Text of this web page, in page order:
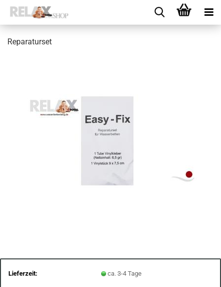
Reparaturset
Lieferzeit: ca. 3-4 Tage